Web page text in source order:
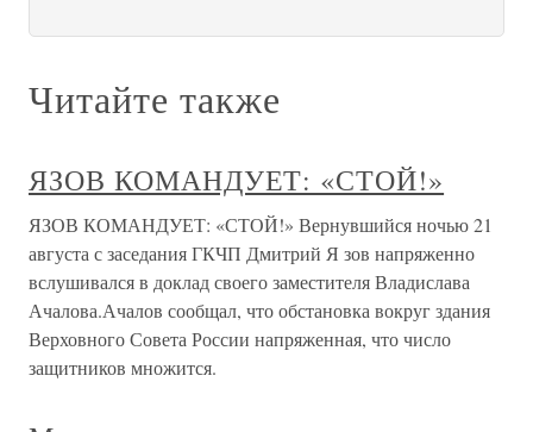
Читайте также
ЯЗОВ КОМАНДУЕТ: «СТОЙ!»
ЯЗОВ КОМАНДУЕТ: «СТОЙ!» Вернувшийся ночью 21
августа с заседания ГКЧП Дмитрий Я зов напряженно
вслушивался в доклад своего заместителя Владислава
Ачалова.Ачалов сообщал, что обстановка вокруг здания
Верховного Совета России напряженная, что число
защитников множится.